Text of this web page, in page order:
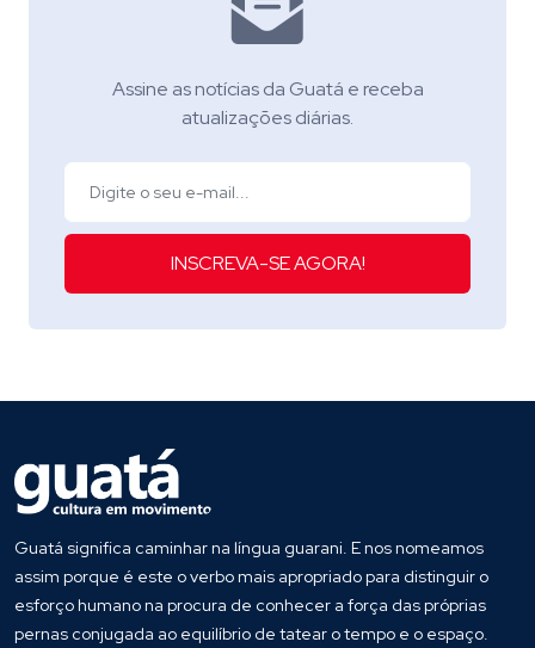
Assine as notícias da Guatá e receba
atualizações diárias.
INSCREVA-SE AGORA!
Guatá significa caminhar na língua guarani. E nos nomeamos
assim porque é este o verbo mais apropriado para distinguir o
esforço humano na procura de conhecer a força das próprias
pernas conjugada ao equilíbrio de tatear o tempo e o espaço.